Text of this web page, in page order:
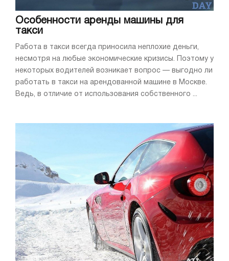
Особенности аренды машины для
такси
Работа в такси всегда приносила неплохие деньги,
несмотря на любые экономические кризисы. Поэтому у
некоторых водителей возникает вопрос — выгодно ли
работать в такси на арендованной машине в Москве.
Ведь, в отличие от использования собственного ...